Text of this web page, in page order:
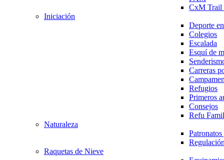
CxM
Iniciación
Deporte
Colegios
Escalada
Esquí de
Carreras
Refugios
Primeros
Consejos
Refu
Naturaleza
Raquetas de Nieve